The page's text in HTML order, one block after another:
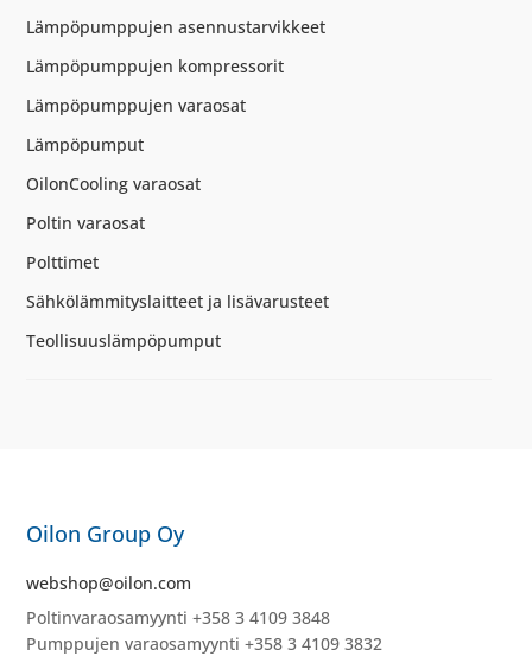
Lämpöpumppujen asennustarvikkeet
Lämpöpumppujen kompressorit
Lämpöpumppujen varaosat
Lämpöpumput
OilonCooling varaosat
Poltin varaosat
Polttimet
Sähkölämmityslaitteet ja lisävarusteet
Teollisuuslämpöpumput
Oilon Group Oy
webshop@oilon.com
Poltinvaraosamyynti +358 3 4109 3848
Pumppujen varaosamyynti +358 3 4109 3832